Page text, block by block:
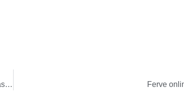
Chime.tv: la web-tv gratuita che utilizza la tecnica del mash-up Ferve